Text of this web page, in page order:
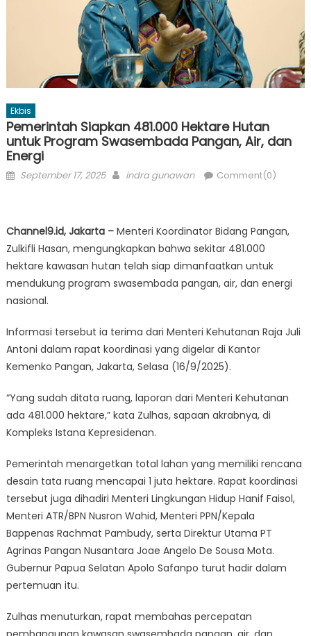
Ekbis
Pemerintah Siapkan 481.000 Hektare Hutan
untuk Program Swasembada Pangan, Air, dan
Energi
Posted
September 17, 2025 Author
indra gunawan Comment(0)
Channel9.id, Jakarta – Menteri Koordinator Bidang Pangan,
Zulkifli Hasan, mengungkapkan bahwa sekitar 481.000
hektare kawasan hutan telah siap dimanfaatkan untuk
mendukung program swasembada pangan, air, dan energi
nasional.
Informasi tersebut ia terima dari Menteri Kehutanan Raja Juli
Antoni dalam rapat koordinasi yang digelar di Kantor
Kemenko Pangan, Jakarta, Selasa (16/9/2025).
“Yang sudah ditata ruang, laporan dari Menteri Kehutanan
ada 481.000 hektare,” kata Zulhas, sapaan akrabnya, di
Kompleks Istana Kepresidenan.
Pemerintah menargetkan total lahan yang memiliki rencana
desain tata ruang mencapai 1 juta hektare. Rapat koordinasi
tersebut juga dihadiri Menteri Lingkungan Hidup Hanif Faisol,
Menteri ATR/BPN Nusron Wahid, Menteri PPN/Kepala
Bappenas Rachmat Pambudy, serta Direktur Utama PT
Agrinas Pangan Nusantara Joae Angelo De Sousa Mota.
Gubernur Papua Selatan Apolo Safanpo turut hadir dalam
pertemuan itu.
Zulhas menuturkan, rapat membahas percepatan